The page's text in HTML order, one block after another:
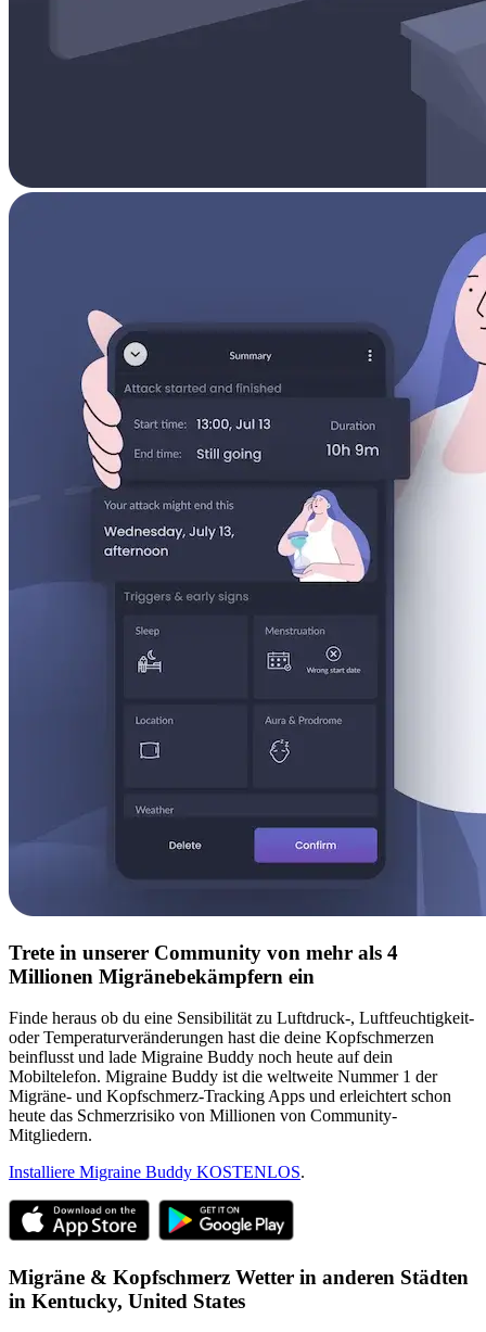
Trete in unserer Community von mehr als 4
Millionen Migränebekämpfern ein
Finde heraus ob du eine Sensibilität zu Luftdruck-, Luftfeuchtigkeit-
oder Temperaturveränderungen hast die deine Kopfschmerzen
beinflusst und lade Migraine Buddy noch heute auf dein
Mobiltelefon. Migraine Buddy ist die weltweite Nummer 1 der
Migräne- und Kopfschmerz-Tracking Apps und erleichtert schon
heute das Schmerzrisiko von Millionen von Community-
Mitgliedern.
Installiere Migraine Buddy KOSTENLOS.
Migräne & Kopfschmerz Wetter in anderen Städten
in Kentucky, United States